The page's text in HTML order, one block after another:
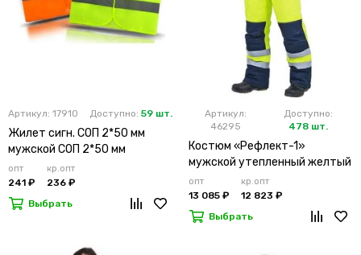
Артикул: 17910 Доступно: 59 шт.
Жилет сигн. СОП 2*50 мм
мужской СОП 2*50 мм
опт
241 ₽
кр.опт
236 ₽
Выбрать
Артикул:
46295
Доступно:
478 шт.
Костюм «Рефлект-1»
мужской утепленный желтый
с п/к
опт
13 085 ₽
кр.опт
12 823 ₽
Выбрать